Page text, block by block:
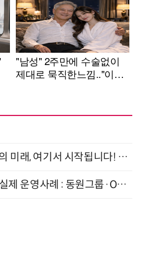
대한민국 인공지능과 UX의 미래, 여기서 시작됩니다! UX Korea 2026 - Fall 9월 2일 개최
B2B에서 B2C까지, 현장 실제 운영사례 : 동원그룹·OCI·다이닝브랜즈그룹·당근 (8/27)